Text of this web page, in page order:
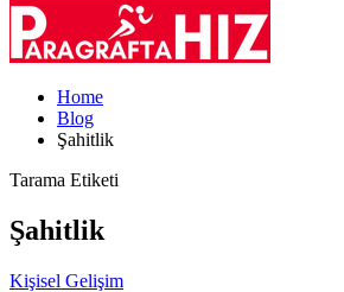
Home
Blog
Şahitlik
Tarama Etiketi
Şahitlik
Kişisel Gelişim